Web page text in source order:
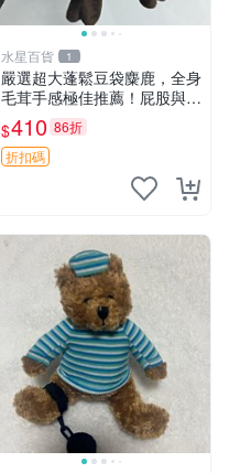
水星百貨 1
嚴選超大蓬鬆豆袋麋鹿，全身
毛茸手感極佳推薦！屁股與四
肢填充均勻，適合收藏與孩童
共賞。 麋鹿 豆袋 毛茸玩具
$410 86折
折扣碼